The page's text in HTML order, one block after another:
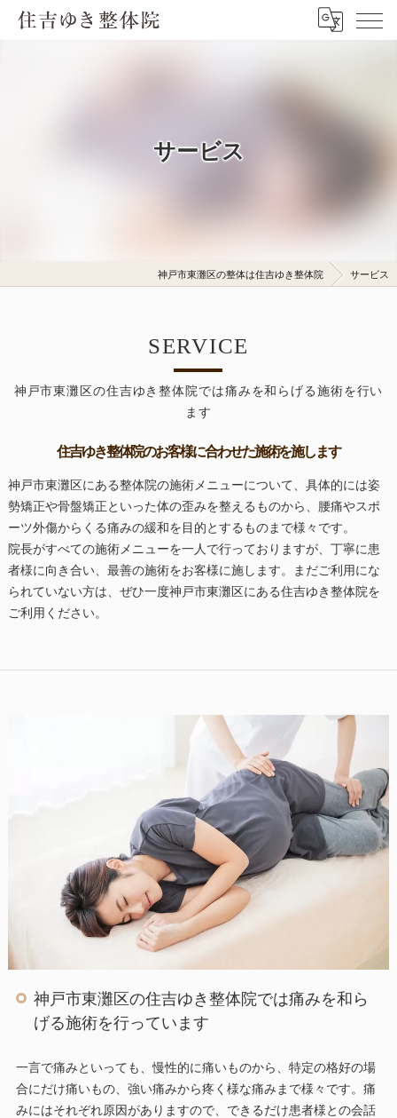
サービス
神戸市東灘区の整体は住吉ゆき整体院 サービス
神戸市東灘区の住吉ゆき整体院では痛みを和らげる施術を行い
ます
SERVICE
住吉ゆき整体院のお客様に合わせた施術を施します
神戸市東灘区にある整体院の施術メニューについて、具体的には姿
勢矯正や骨盤矯正といった体の歪みを整えるものから、腰痛やスポ
ーツ外傷からくる痛みの緩和を目的とするものまで様々です。
院長がすべての施術メニューを一人で行っておりますが、丁寧に患
者様に向き合い、最善の施術をお客様に施します。まだご利用にな
られていない方は、ぜひ一度神戸市東灘区にある住吉ゆき整体院を
ご利用ください。
神戸市東灘区の住吉ゆき整体院では痛みを和ら
げる施術を行っています
一言で痛みといっても、慢性的に痛いものから、特定の格好の場
合にだけ痛いもの、強い痛みから疼く様な痛みまで様々です。痛
みにはそれぞれ原因がありますので、できるだけ患者様との会話